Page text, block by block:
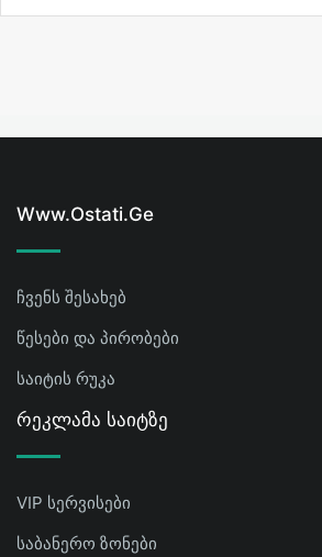
Www.ostati.ge
ჩვენს შესახებ
წესები და პირობები
საიტის რუკა
Რეკლამა Საიტზე
VIP სერვისები
საბანერო ზონები